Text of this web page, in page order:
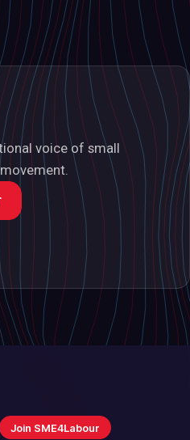
voice of small
Join SME4Labour